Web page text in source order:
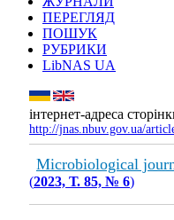
ПЕРЕГЛЯД
ПОШУК
РУБРИКИ
LibNAS UA
інтернет-адреса
http://jnas.nbuv.gov.ua/
Microbiological
(2023, Т. 85, № 6)